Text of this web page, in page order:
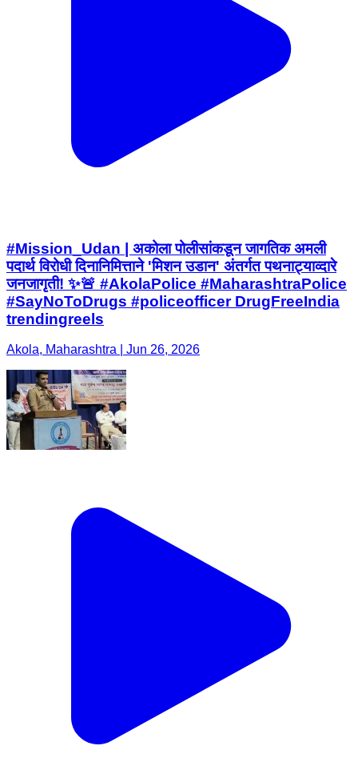
#Mission_Udan | अकोला पोलीसांकडून जागतिक अमली
पदार्थ विरोधी दिनानिमित्ताने 'मिशन उडान' अंतर्गत पथनाट्याव्दारे
जनजागृती! ✨🚨 #AkolaPolice #MaharashtraPolice
#SayNoToDrugs #policeofficer DrugFreeIndia
trendingreels
Akola, Maharashtra | Jun 26, 2026